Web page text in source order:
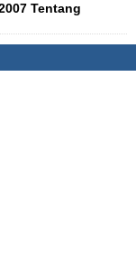
Tentang